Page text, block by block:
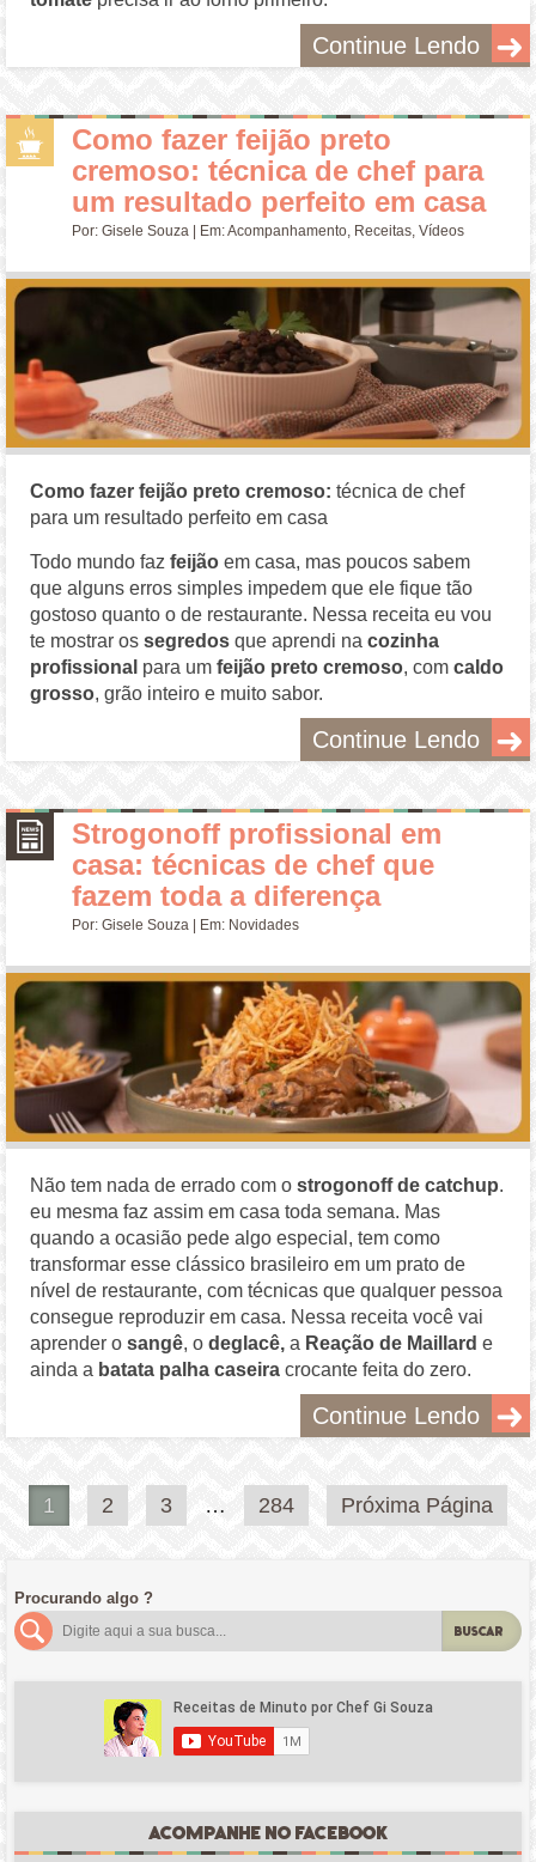
Continue Lendo
Como fazer feijão preto
cremoso: técnica de chef para
um resultado perfeito em casa
Por:Gisele Souza | Em:Acompanhamento, Receitas,Vídeos
Como fazer feijão preto cremoso: técnica de chef
para um resultado perfeito em casa
Todo mundo fazfeijão em casa, mas poucos sabem
que alguns erros simples impedem que ele fique tão
gostoso quanto o de restaurante. Nessa receita eu vou
te mostrar os segredos que aprendi na cozinha
profissional para umfeijão preto cremoso, comcaldo
grosso, grão inteiro e muito sabor.
Continue Lendo
Strogonoff profissional em
casa: técnicas de chef que
fazem toda a diferença
Por:Gisele Souza | Em: Novidades
Não tem nada de errado com ostrogonoff de catchup.
eu mesma faz assim em casa toda semana. Mas
quando a ocasião pede algo especial, tem como
transformar esse clássico brasileiro em um prato de
nível de restaurante, com técnicas que qualquer pessoa
consegue reproduzir em casa. Nessa receita você vai
aprender osangê, odeglacê, a Reação de Maillard e
ainda a batata palha caseira crocante feita do zero.
Continue Lendo
Paginação
1 2 3 … 284 Próxima Página
Procurando algo ?
BUSCAR
ACOMPANHE NO FACEBOOK